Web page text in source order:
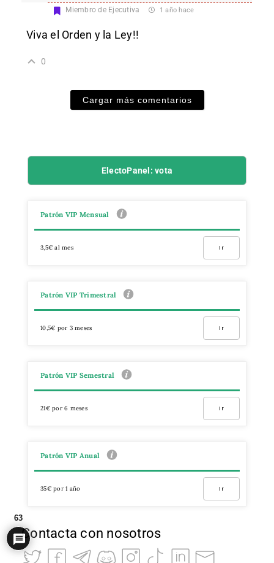
Miembro de Ejecutiva 1 año hace
Viva el Orden y la Ley!!
0
Cargar más comentarios
ElectoPanel: vota
Patrón VIP Mensual
3,5€ al mes Ir
Patrón VIP Trimestral
10,5€ por 3 meses Ir
Patrón VIP Semestral
21€ por 6 meses Ir
Patrón VIP Anual
35€ por 1 año Ir
Contacta con nosotros
63